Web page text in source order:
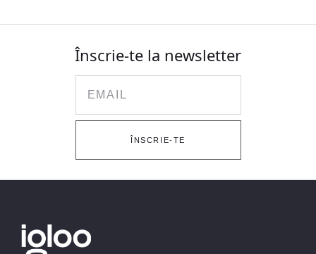
Înscrie-te la newsletter
ÎNSCRIE-TE